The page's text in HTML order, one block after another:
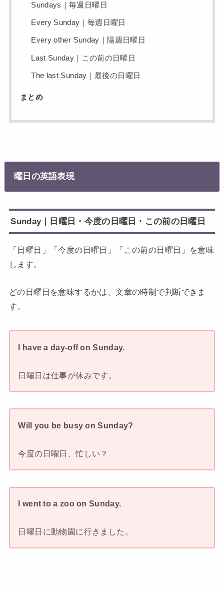
Sundays｜毎週日曜日
Every Sunday｜毎週日曜日
Every other Sunday｜隔週日曜日
Last Sunday｜この前の日曜日
The last Sunday｜最後の日曜日
まとめ
曜日の英語表現
Sunday｜日曜日・今度の日曜日・この前の日曜日
「日曜日」「今度の日曜日」「この前の日曜日」を意味
します。
どの日曜日を意味するかは、文章の時制で判断できま
す。
I have a day-off on Sunday.
日曜日は仕事が休みです。
Will you be busy on Sunday?
今度の日曜日、忙しい？
I went to a zoo on Sunday.
日曜日に動物園に行きました。